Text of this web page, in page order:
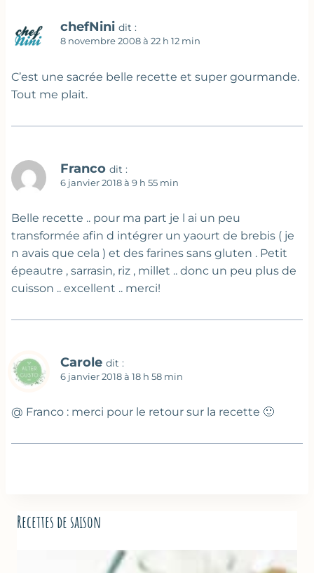
chefNini dit :
8 novembre 2008 à 22 h 12 min
C’est une sacrée belle recette et super gourmande.
Tout me plait.
Franco dit :
6 janvier 2018 à 9 h 55 min
Belle recette .. pour ma part je l ai un peu
transformée afin d intégrer un yaourt de brebis ( je
n avais que cela ) et des farines sans gluten . Petit
épeautre , sarrasin, riz , millet .. donc un peu plus de
cuisson .. excellent .. merci!
Carole dit :
6 janvier 2018 à 18 h 58 min
@ Franco : merci pour le retour sur la recette 🙂
Recettes de saison